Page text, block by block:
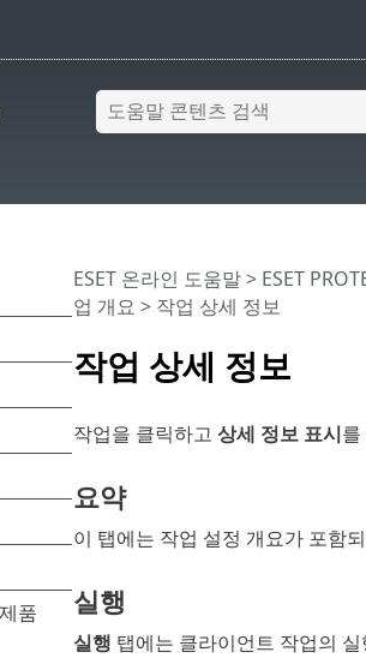
작업 상세 정보
ESET 온라인 도움말> ESET
업 개요 > 작업 상세 정보
작업을 클릭하고 상세 정보 표시
요약
이 탭에는 작업 설정 개요가 포함
실행
실행 탭에는 클라이언트 작업의